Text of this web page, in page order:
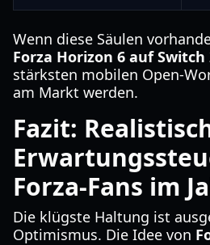
Wenn diese Säulen
Forza Horizon 6 auf Switch
stärksten mobilen Open-
am Markt werden.
Fazit:
Forza-Fans im
Die klügste Haltung ist
Optimismus. Die Idee von